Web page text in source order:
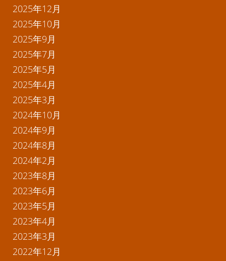
2025年12月
2025年10月
2025年9月
2025年7月
2025年5月
2025年4月
2025年3月
2024年10月
2024年9月
2024年8月
2024年2月
2023年8月
2023年6月
2023年5月
2023年4月
2023年3月
2022年12月